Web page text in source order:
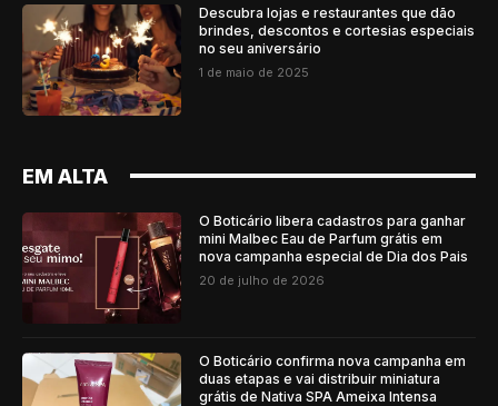
Descubra lojas e restaurantes que dão
brindes, descontos e cortesias especiais
no seu aniversário
1 de maio de 2025
EM ALTA
O Boticário libera cadastros para ganhar
mini Malbec Eau de Parfum grátis em
nova campanha especial de Dia dos Pais
20 de julho de 2026
O Boticário confirma nova campanha em
duas etapas e vai distribuir miniatura
grátis de Nativa SPA Ameixa Intensa